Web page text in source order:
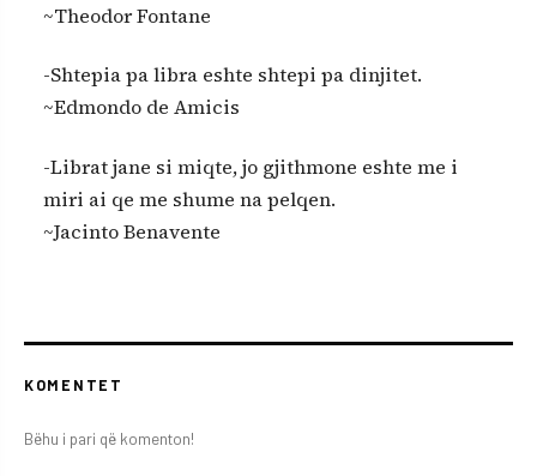
~Theodor Fontane
-Shtepia pa libra eshte shtepi pa dinjitet.
~Edmondo de Amicis
-Librat jane si miqte, jo gjithmone eshte me i
miri ai qe me shume na pelqen.
~Jacinto Benavente
KOMENTET
Bëhu i pari që komenton!